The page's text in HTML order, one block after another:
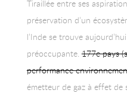
Tiraillée entre ses
préservation d’un
l’Inde se trouve
préoccupante.177e pays
performance
émetteur de gaz à effet de